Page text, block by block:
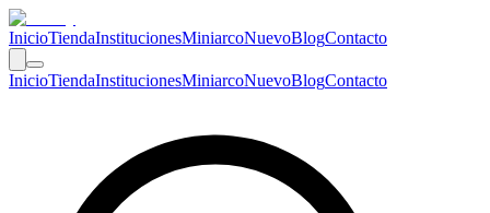
InicioTiendaInstitucionesMiniarcoNuevoBlogContacto
InicioTiendaInstitucionesMiniarcoNuevoBlogContacto